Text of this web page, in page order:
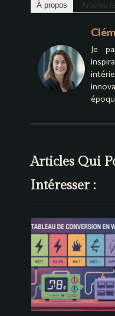
À propos Articles
Je
Articles Qui
Intéresser :